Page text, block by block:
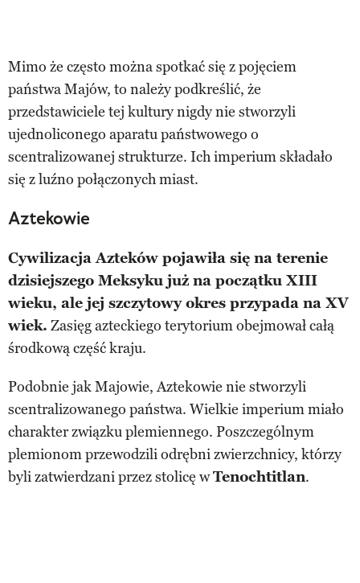
Mimo że często można spotkać się z pojęciem
państwa Majów, to należy podkreślić, że
przedstawiciele tej kultury nigdy nie stworzyli
ujednoliconego aparatu państwowego o
scentralizowanej strukturze. Ich imperium składało
się z luźno połączonych miast.
Aztekowie
Cywilizacja Azteków pojawiła się na terenie
dzisiejszego Meksyku już na początku XIII
wieku, ale jej szczytowy okres przypada na XV
wiek. Zasięg azteckiego terytorium obejmował całą
środkową część kraju.
Podobnie jak Majowie, Aztekowie nie stworzyli
scentralizowanego państwa. Wielkie imperium miało
charakter związku plemiennego. Poszczególnym
plemionom przewodzili odrębni zwierzchnicy, którzy
byli zatwierdzani przez stolicę wTenochtitlan.